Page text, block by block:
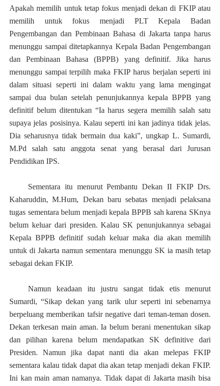
Apakah memilih untuk tetapfokus menjadi dekan di FKIP atau
memilih untukfokus menjadi PLT Kepala Badan
Pengembangan dan Pembinaan Bahasa di Jakarta tanpa harus
menunggu sampai ditetapkannya Kepala Badan Pengembangan
dan Pembinaan Bahasa (BPPB) yang definitif. Jika harus
menunggu sampai terpilih maka FKIP harus berjalan seperti ini
dalam situasi seperti ini dalam waktu yang lama mengingat
sampai dua bulan setelah penunjukannya kepala BPPB yang
definitif belum ditentukan “Ia harus segera memilih salah satu
supaya jelas posisinya. Kalau seperti ini kan jadinya tidak jelas.
Dia seharusnya tidak bermain dua kaki”, ungkapL. Sumardi,
M.Pd salah satu anggota senat yang berasal dari Jurusan
Pendidikan IPS.
Sementara itu menurut Pembantu Dekan II FKIP Drs.
Kaharuddin, M.Hum, Dekan baru sebatas menjadi pelaksana
tugas sementara belum menjadi kepala BPPB sah karena SKnya
belum keluar dari presiden. Kalau SK penunjukannya sebagai
Kepala BPPB definitif sudah keluar maka dia akan memilih
untuk di Jakarta namun sementara menunggu SK ia masih tetap
sebagai dekan FKIP.
Namun keadaan itu justru sangat tidak etis menurut
Sumardi, “Sikap dekan yang tarik ulur seperti ini sebenarnya
berpeluang memberikan tafsir negative dari teman-teman dosen.
Dekan terkesan main aman. Ia belum berani menentukan sikap
dan pilihan karena belum mendapatkan SK definitivedari
Presiden. Namun jika dapatnanti dia akan melepas FKIP
sementara kalau tidak dapat dia akan tetap menjadi dekan FKIP.
Ini kan main aman namanya. Tidak dapat di Jakarta masih bisa